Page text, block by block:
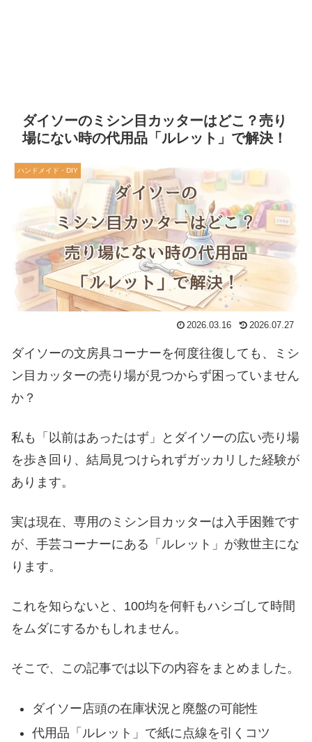
ダイソーのミシン目カッターはどこ？売り
場にない時の代用品「ルレット」で解決！
ハンドメイド・DIY
2026.03.16 2026.07.27
ダイソーの文房具コーナーを何度往復しても、ミシ
ン目カッターの売り場が見つからず困っていません
か？
私も「以前はあったはず」とダイソーの広い売り場
を歩き回り、結局見つけられずガッカリした経験が
あります。
実は現在、専用のミシン目カッターは入手困難です
が、手芸コーナーにある「ルレット」が救世主にな
ります。
これを知らないと、100均を何軒もハシゴして時間
をムダにするかもしれません。
そこで、この記事では以下の内容をまとめました。
ダイソー店頭の在庫状況と廃盤の可能性
代用品「ルレット」で紙に点線を引くコツ